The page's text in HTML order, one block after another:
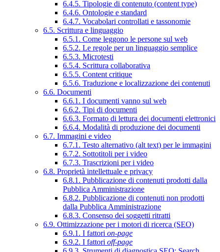
6.4.5. Tipologie di contenuto (content type)
6.4.6. Ontologie e standard
6.4.7. Vocabolari controllati e tassonomie
6.5. Scrittura e linguaggio
6.5.1. Come leggono le persone sul web
6.5.2. Le regole per un linguaggio semplice
6.5.3. Microtesti
6.5.4. Scrittura collaborativa
6.5.5. Content critique
6.5.6. Traduzione e localizzazione dei contenuti
6.6. Documenti
6.6.1. I documenti vanno sul web
6.6.2. Tipi di documenti
6.6.3. Formato di lettura dei documenti elettronici
6.6.4. Modalità di produzione dei documenti
6.7. Immagini e video
6.7.1. Testo alternativo (alt text) per le immagini
6.7.2. Sottotitoli per i video
6.7.3. Trascrizioni per i video
6.8. Proprietà intellettuale e privacy
6.8.1. Pubblicazione di contenuti prodotti dalla
Pubblica Amministrazione
6.8.2. Pubblicazione di contenuti non prodotti
dalla Pubblica Amministrazione
6.8.3. Consenso dei soggetti ritratti
6.9. Ottimizzazione per i motori di ricerca (SEO)
6.9.1. I fattori on-page
6.9.2. I fattori off-page